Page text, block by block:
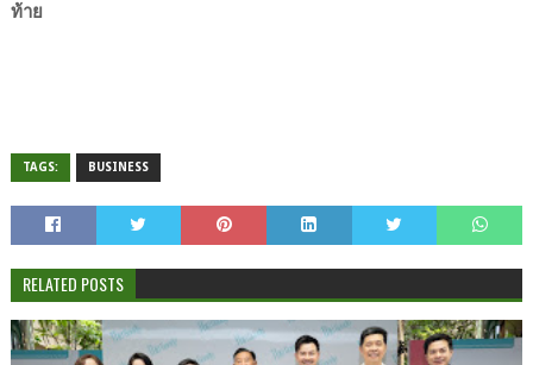
ท้าย
TAGS: BUSINESS
RELATED POSTS